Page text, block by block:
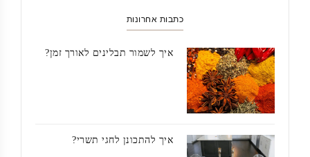
כתבות אחרונות
איך לשמור תבלינים לאורך זמן?
איך להתכונן לחגי תשרי?